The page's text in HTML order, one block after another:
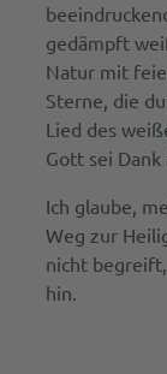
gedämpft
Natur mit
Sterne, die
Lied des
Gott sei
Ich glaube,
Weg zur
nicht
hin.